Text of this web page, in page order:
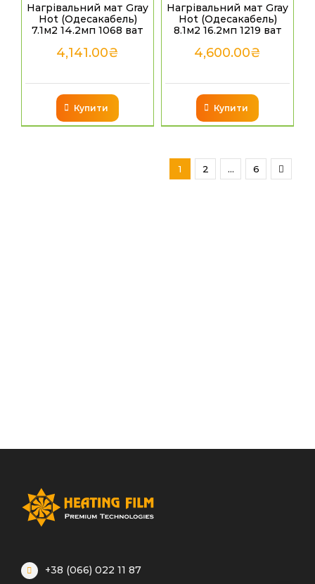
Нагрівальний мат Gray
Hot (Одесакабель)
7.1м2 14.2мп 1068 ват
4,141.00₴
Купити
Нагрівальний мат Gray
Hot (Одесакабель)
8.1м2 16.2мп 1219 ват
4,600.00₴
Купити
1 2 … 6
+38 (066) 022 11 87